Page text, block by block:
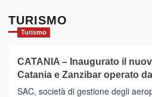
TURISMO
Turismo
CATANIA – Inaugurato il
Catania e Zanzibar operato
SAC, società di gestione degli